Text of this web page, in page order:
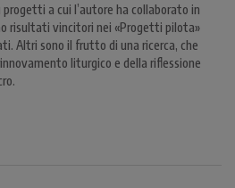
a cui l’autore ha collaborato in
risultati vincitori nei «Progetti pilota»
Altri sono il frutto di una ricerca, che
liturgico e della riflessione